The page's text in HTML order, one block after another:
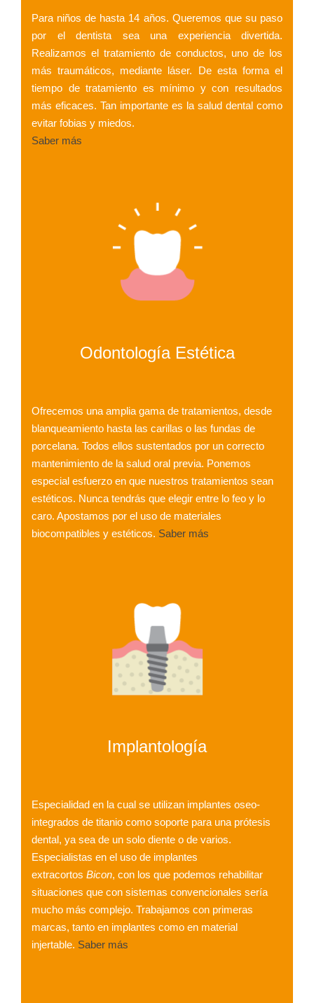
Para niños de hasta 14 años. Queremos que su paso
por el dentista sea una experiencia divertida.
Realizamos el tratamiento de conductos, uno de los
más traumáticos, mediante láser. De esta forma el
tiempo de tratamiento es mínimo y con resultados
más eficaces. Tan importante es la salud dental como
evitar fobias y miedos.
Saber más
Odontología Estética
Ofrecemos una amplia gama de tratamientos, desde
blanqueamiento hasta las carillas o las fundas de
porcelana. Todos ellos sustentados por un correcto
mantenimiento de la salud oral previa. Ponemos
especial esfuerzo en que nuestros tratamientos sean
estéticos. Nunca tendrás que elegir entre lo feo y lo
caro. Apostamos por el uso de materiales
biocompatibles y estéticos. Saber más
Implantología
Especialidad en la cual se utilizan implantes oseo-
integrados de titanio como soporte para una prótesis
dental, ya sea de un solo diente o de varios.
Especialistas en el uso de implantes
extracortos Bicon, con los que podemos rehabilitar
situaciones que con sistemas convencionales sería
mucho más complejo. Trabajamos con primeras
marcas, tanto en implantes como en material
injertable. Saber más